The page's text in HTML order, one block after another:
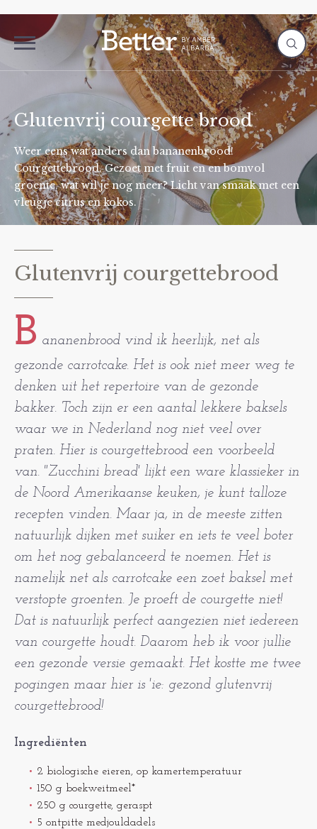
Glutenvrij courgette brood
Weer eens wat anders dan bananenbrood!
Courgettebrood. Gezoet met fruit en en bomvol
groente, wat wil je nog meer? Licht van smaak met een
vleugje citrus en kokos.
Glutenvrij courgettebrood
B ananenbrood vind ik heerlijk, net als
gezonde carrotcake. Het is ook niet meer weg te
denken uit het repertoire van de gezonde
bakker. Toch zijn er een aantal lekkere baksels
waar we in Nederland nog niet veel over
praten. Hier is courgettebrood een voorbeeld
van. "Zucchini bread' lijkt een ware klassieker in
de Noord Amerikaanse keuken, je kunt talloze
recepten vinden. Maar ja, in de meeste zitten
natuurlijk dijken met suiker en iets te veel boter
om het nog gebalanceerd te noemen. Het is
namelijk net als carrotcake een zoet baksel met
verstopte groenten. Je proeft de courgette niet!
Dat is natuurlijk perfect aangezien niet iedereen
van courgette houdt. Daarom heb ik voor jullie
een gezonde versie gemaakt. Het kostte me twee
pogingen maar hier is 'ie: gezond glutenvrij
courgettebrood!
Ingrediënten
2 biologische eieren, op kamertemperatuur
150 g boekweitmeel*
250 g courgette, geraspt
5 ontpitte medjouldadels